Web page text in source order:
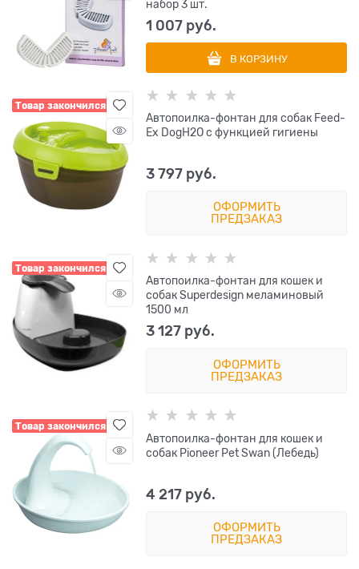
набор 3 шт.
1 007 руб.
В КОРЗИНУ
Товар закончился
Автопоилка-фонтан для собак Feed-
Ex DogH2O с функцией гигиены
3 797 руб.
ОФОРМИТЬ
ПРЕДЗАКАЗ
Товар закончился
Автопоилка-фонтан для кошек и
собак Superdesign меламиновый
1500 мл
3 127 руб.
ОФОРМИТЬ
ПРЕДЗАКАЗ
Товар закончился
Автопоилка-фонтан для кошек и
собак Pioneer Pet Swan (Лебедь)
4 217 руб.
ОФОРМИТЬ
ПРЕДЗАКАЗ